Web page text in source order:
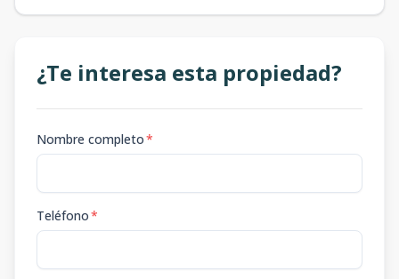
¿Te interesa esta propiedad?
Nombre completo*
Teléfono*